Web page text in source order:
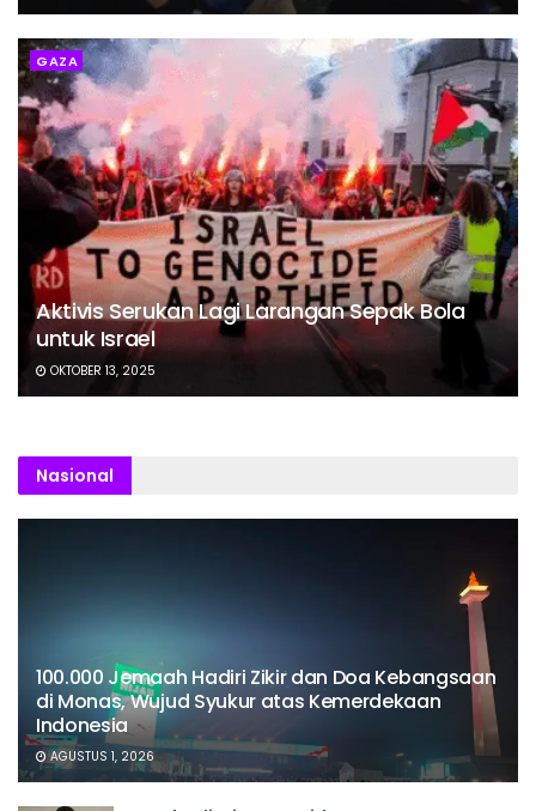
GAZA
Aktivis Serukan Lagi Larangan Sepak Bola
untuk Israel
OKTOBER 13, 2025
Nasional
100.000 Jemaah Hadiri Zikir dan Doa Kebangsaan
di Monas, Wujud Syukur atas Kemerdekaan
Indonesia
AGUSTUS 1, 2026